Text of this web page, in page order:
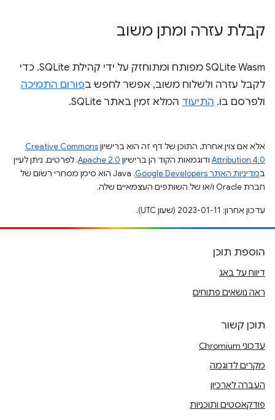
קבלת עזרה ומתן משוב
‫SQLite Wasm מפותח ומתוחזק על ידי קהילת SQLite. כדי
לקבל עזרה ולשלוח משוב, אפשר לחפש בפורום התמיכה
ולפרסם בו. התיעוד המלא זמין באתר SQLite.
אלא אם צוין אחרת, התוכן של דף זה הוא ברישיוןCreative Commons
Attribution 4.0 ודוגמאות הקוד הן ברישיון Apache 2.0. לפרטים, ניתן לעיין
במדיניות האתר Google Developers‏
.‏ Java הוא סימן מסחרי רשום של
חברת Oracle ו/או של השותפים העצמאיים שלה.
עדכון אחרון: 2023-01-11 (שעון UTC).
הוספת תוכן
דיווח על באג
ראה נושאים פתוחים
תוכן קשור
עדכוני Chromium
מקרים לדוגמה
העברה לארכיון
פודקאסטים ותוכניות